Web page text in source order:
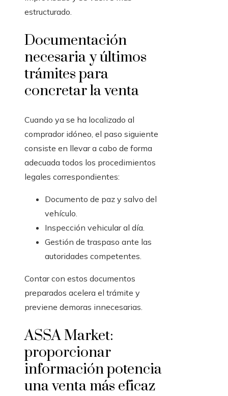
estructurado.
Documentación
necesaria y últimos
trámites para
concretar la venta
Cuando ya se ha localizado al
comprador idóneo, el paso siguiente
consiste en llevar a cabo de forma
adecuada todos los procedimientos
legales correspondientes:
Documento de paz y salvo del
vehículo.
Inspección vehicular al día.
Gestión de traspaso ante las
autoridades competentes.
Contar con estos documentos
preparados acelera el trámite y
previene demoras innecesarias.
ASSA Market:
proporcionar
información potencia
una venta más eficaz